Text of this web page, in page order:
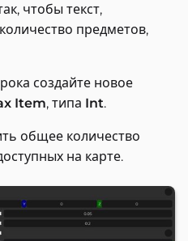
чтобы текст,
предметов,
создайте новое
Item, типа Int.
общее количество
на карте.